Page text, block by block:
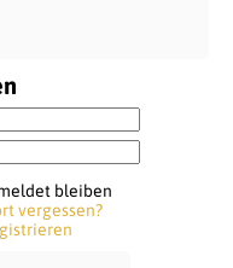
bleiben
vergessen?